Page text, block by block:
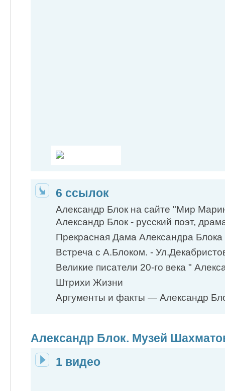
6 ссылок
Александр Блок на сайте "Мир
Александр Блок - русский поэт,
Прекрасная Дама Александра Блока
Встреча с А.Блоком. -
Великие писатели 20-го века "
Штрихи Жизни
Аргументы и факты — Александр
Александр Блок. Музей
1 видео